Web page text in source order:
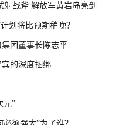
射战斧 解放军黄岩岛亮剑
划将比预期稍晚？
团董事长陈志平
的深度捆绑
元”
须强大”为了谁？